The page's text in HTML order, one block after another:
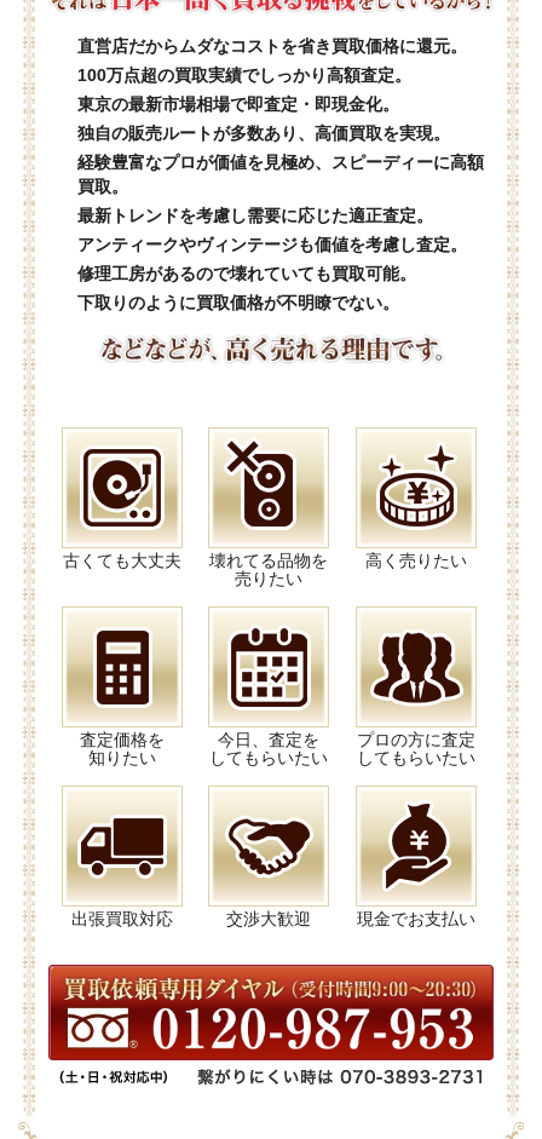
直営店だからムダなコストを省き買取価格に還元。
100万点超の買取実績でしっかり高額査定。
東京の最新市場相場で即査定・即現金化。
独自の販売ルートが多数あり、高価買取を実現。
経験豊富なプロが価値を見極め、スピーディーに高額
買取。
最新トレンドを考慮し需要に応じた適正査定。
アンティークやヴィンテージも価値を考慮し査定。
修理工房があるので壊れていても買取可能。
下取りのように買取価格が不明瞭でない。
古くても大丈夫
壊れてる品物を
売りたい
高く売りたい
査定価格を
知りたい
今日、査定を
してもらいたい
プロの方に査定
してもらいたい
出張買取対応 交渉大歓迎 現金でお支払い